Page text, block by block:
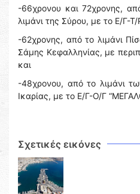
-66χρονου και 72χρονης,
λιμάνι της Σύρου, με το Ε/Γ-
-62χρονης, από το λιμάνι
Σάμης Κεφαλληνίας, με
και
-48χρονου, από το λιμάνι
Ικαρίας, με το Ε/Γ-Ο/Γ
Σχετικές εικόνες